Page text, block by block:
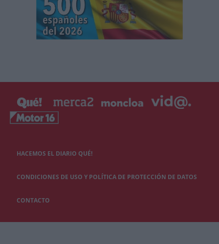
HACEMOS EL DIARIO QUÉ!
CONDICIONES DE USO Y POLÍTICA DE PROTECCIÓN DE DATOS
CONTACTO